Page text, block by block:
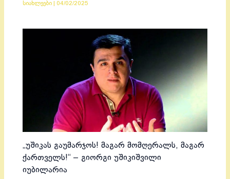
სიახლეები 04/02/2025
„უშიკას გაუმარჯოს! მაგარ მომღერალს, მაგარ
ქართველს!“ – გიორგი უშიკიშვილი
იუბილარია